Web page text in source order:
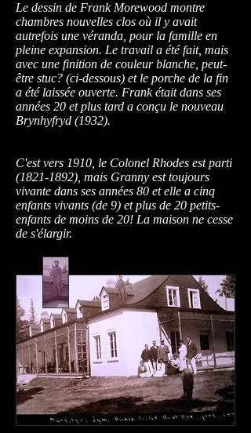
Le dessin de Frank Morewood montre
chambres nouvelles clos où il y avait
autrefois une véranda, pour la famille en
pleine expansion. Le travail a été fait, mais
avec une finition de couleur blanche, peut-
être stuc? (ci-dessous) et le porche de la fin
a été laissée ouverte. Frank était dans ses
années 20 et plus tard a conçu le nouveau
Brynhyfryd (1932).
C'est vers 1910, le Colonel Rhodes est parti
(1821-1892) , mais Granny est toujours
vivante dans ses années 80 et elle a cinq
enfants vivants (de 9) et plus de 20 petits-
enfants de moins de 20! La maison ne cesse
de s'élargir.